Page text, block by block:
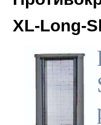
XL-Long-